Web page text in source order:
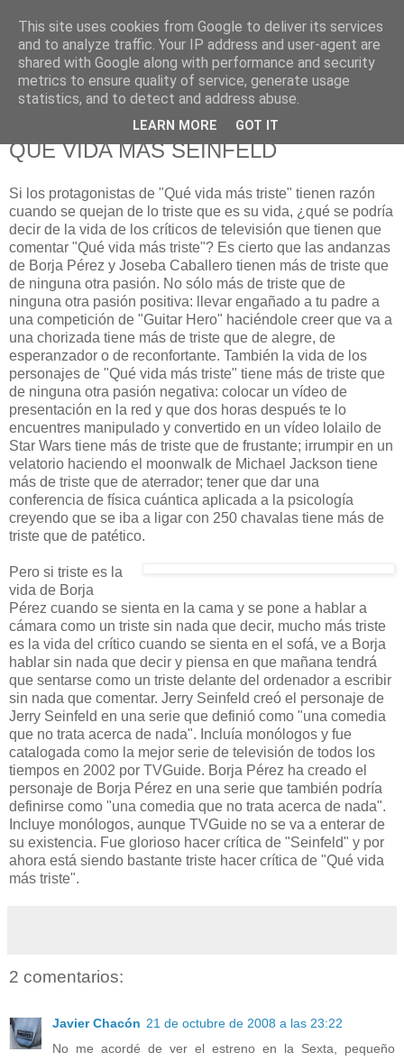
625 RANAS
LA TELEVISIÓN DESDE EL PUNTO DE VISTA BATRACIO
QUÉ VIDA MÁS SEINFELD
Si los protagonistas de "Qué vida más triste" tienen razón
cuando se quejan de lo triste que es su vida, ¿qué se podría
decir de la vida de los críticos de televisión que tienen que
comentar "Qué vida más triste"? Es cierto que las andanzas
de Borja Pérez y Joseba Caballero tienen más de triste que
de ninguna otra pasión. No sólo más de triste que de
ninguna otra pasión positiva: llevar engañado a tu padre a
una competición de "Guitar Hero" haciéndole creer que va a
una chorizada tiene más de triste que de alegre, de
esperanzador o de reconfortante. También la vida de los
personajes de "Qué vida más triste" tiene más de triste que
de ninguna otra pasión negativa: colocar un vídeo de
presentación en la red y que dos horas después te lo
encuentres manipulado y convertido en un vídeo lolailo de
Star Wars tiene más de triste que de frustante; irrumpir en un
velatorio haciendo el moonwalk de Michael Jackson tiene
más de triste que de aterrador; tener que dar una
conferencia de física cuántica aplicada a la psicología
creyendo que se iba a ligar con 250 chavalas tiene más de
triste que de patético.
Pero si triste es la
vida de Borja
Pérez cuando se sienta en la cama y se pone a hablar a
cámara como un triste sin nada que decir, mucho más triste
es la vida del crítico cuando se sienta en el sofá, ve a Borja
hablar sin nada que decir y piensa en que mañana tendrá
que sentarse como un triste delante del ordenador a escribir
sin nada que comentar. Jerry Seinfeld creó el personaje de
Jerry Seinfeld en una serie que definió como "una comedia
que no trata acerca de nada". Incluía monólogos y fue
catalogada como la mejor serie de televisión de todos los
tiempos en 2002 por TVGuide. Borja Pérez ha creado el
personaje de Borja Pérez en una serie que también podría
definirse como "una comedia que no trata acerca de nada".
Incluye monólogos, aunque TVGuide no se va a enterar de
su existencia. Fue glorioso hacer crítica de "Seinfeld" y por
ahora está siendo bastante triste hacer crítica de "Qué vida
más triste".
2 comentarios:
Javier Chacón 21 de octubre de 2008 a las 23:22
No me acordé de ver el estreno en la Sexta, pequeño
This site uses cookies from Google to deliver its services
and to analyze traffic. Your IP address and user-agent are
shared with Google along with performance and security
metrics to ensure quality of service, generate usage
statistics, and to detect and address abuse.
LEARN MORE GOT IT